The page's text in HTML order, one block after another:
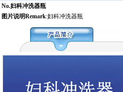
No.妇科冲洗器瓶
图片说明Remark:妇科冲洗器瓶